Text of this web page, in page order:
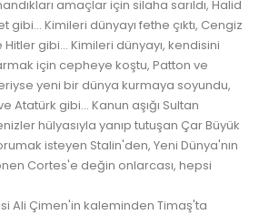
amaçlar için silaha sarıldı, Halid
gibi... Kimileri dünyayı fethe çıktı, Cengiz
gibi... Kimileri dünyayı, kendisini
için cepheye koştu, Patton ve
yeni bir dünya kurmaya soyundu,
Atatürk gibi... Kanun aşığı Sultan
hülyasıyla yanıp tutuşan Çar Büyük
isteyen Stalin'den, Yeni Dünya'nın
Cortes'e değin onlarcası, hepsi
Ali Çimen'in kaleminden Timaş'ta